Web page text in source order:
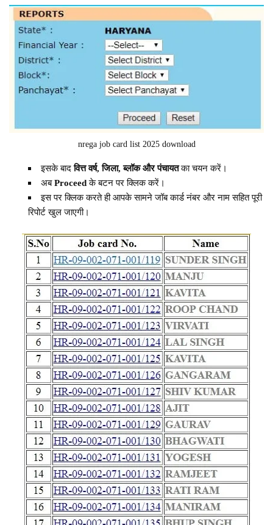
nrega job card list 2025 download
इसके बादवित्त वर्ष, जिला, ब्लॉक और पंचायतका चयन करें।
अबProceedके बटन पर क्लिक करें।
इस पर क्लिक करते ही आपके सामने जॉब कार्ड नंबर और नाम सहित पूरी
रिपोर्ट खुल जाएगी।